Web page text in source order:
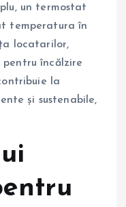
un termostat
temperatura în
locatarilor,
pentru încălzire
la
și sustenabile,